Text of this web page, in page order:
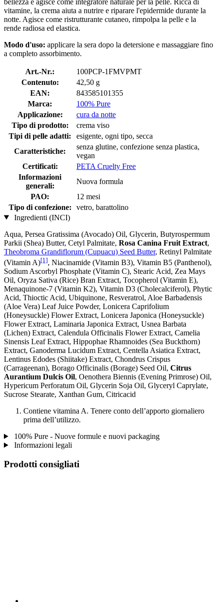
vitamine, la crema aiuta a nutrire e riparare l'epidermide durante la
notte. Agisce come ristrutturante cutaneo, rimpolpa la pelle e la
rende radiosa ed elastica.
Modo d'uso: applicare la sera dopo la detersione e massaggiare fino
a completo assorbimento.
Art.-Nr.:
100PCP-1FMVPMT
Contenuto:
42,50 g
EAN:
843585101355
Marca:
100% Pure
Applicazione:
cura da notte
Tipo di prodotto:
crema viso
Tipi di pelle adatti:
esigente, ogni tipo, secca
Caratteristiche:
senza glutine, confezione senza plastica,
vegan
Certificati:
PETA Cruelty Free
Informazioni
generali:
Nuova formula
PAO:
12 mesi
Tipo di confezione:
vetro, barattolino
Ingredienti (INCI)
Aqua, Persea Gratissima (Avocado) Oil, Glycerin, Butyrospermum
Parkii (Shea) Butter, Cetyl Palmitate, Rosa Canina Fruit Extract,
Theobroma Grandiflorum (Cupuacu) Seed Butter, Retinyl Palmitate
(Vitamin A)[1], Niacinamide (Vitamin B3), Vitamin B5 (Panthenol),
Sodium Ascorbyl Phosphate (Vitamin C), Stearic Acid, Zea Mays
Oil, Oryza Sativa (Rice) Bran Extract, Tocopherol (Vitamin E),
Menaquinone-7 (Vitamin K2), Vitamin D3 (Cholecalciferol), Phytic
Acid, Thioctic Acid, Ubiquinone, Resveratrol, Aloe Barbadensis
(Aloe Vera) Leaf Juice Powder, Lonicera Caprifolium
(Honeysuckle) Flower Extract, Lonicera Japonica (Honeysuckle)
Flower Extract, Laminaria Japonica Extract, Usnea Barbata
(Lichen) Extract, Calendula Officinalis Flower Extract, Camelia
Sinensis Leaf Extract, Hippophae Rhamnoides (Sea Buckthorn)
Extract, Ganoderma Lucidum Extract, Centella Asiatica Extract,
Lentinus Edodes (Shiitake) Extract, Chondrus Crispus
(Carrageenan), Borago Officinalis (Borage) Seed Oil, Citrus
Aurantium Dulcis Oil, Oenothera Biennis (Evening Primrose) Oil,
Hypericum Perforatum Oil, Glycerin Soja Oil, Glyceryl Caprylate,
Sucrose Stearate, Xanthan Gum, Citricacid
Contiene vitamina A. Tenere conto dell’apporto giornaliero
prima dell’utilizzo.
100% Pure - Nuove formule e nuovi packaging
Informazioni legali
Prodotti consigliati